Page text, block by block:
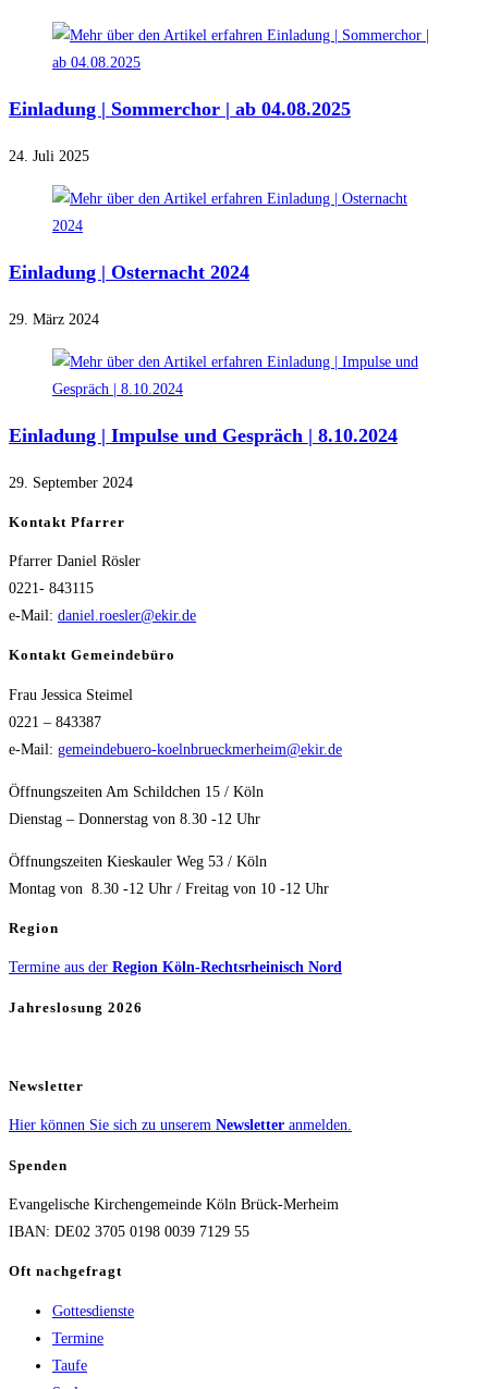
Einladung | Sommerchor | ab 04.08.2025
24. Juli 2025
Einladung | Osternacht 2024
29. März 2024
Einladung | Impulse und Gespräch | 8.10.2024
29. September 2024
Kontakt Pfarrer
Pfarrer Daniel Rösler
0221- 843115
e-Mail: daniel.roesler@ekir.de
Kontakt Gemeindebüro
Frau Jessica Steimel
0221 – 843387
e-Mail: gemeindebuero-koelnbrueckmerheim@ekir.de
Öffnungszeiten Am Schildchen 15 / Köln
Dienstag – Donnerstag von 8.30 -12 Uhr
Öffnungszeiten Kieskauler Weg 53 / Köln
Montag von 8.30 -12 Uhr / Freitag von 10 -12 Uhr
Region
Termine aus der Region Köln-Rechtsrheinisch Nord
Jahreslosung 2026
Newsletter
Hier können Sie sich zu unserem Newsletter anmelden.
Spenden
Evangelische Kirchengemeinde Köln Brück-Merheim
IBAN: DE02 3705 0198 0039 7129 55
Oft nachgefragt
Gottesdienste
Termine
Taufe